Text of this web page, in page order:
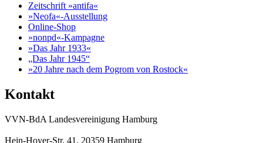
Zeitschrift »antifa«
»Neofa«-Ausstellung
Online-Shop
»nonpd«-Kampagne
»Das Jahr 1933«
„Das Jahr 1945“
»20 Jahre nach dem Pogrom von Rostock«
Kontakt
VVN-BdA Landesvereinigung Hamburg
Hein-Hoyer-Str. 41, 20359 Hamburg